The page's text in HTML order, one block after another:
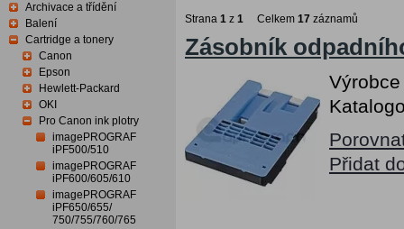
Archivace a třídění
Balení
Cartridge a tonery
Canon
Epson
Hewlett-Packard
OKI
Pro Canon ink plotry
imagePROGRAF
iPF500/510
imagePROGRAF
iPF600/605/610
imagePROGRAF
iPF650/655/
750/755/760/765
Strana 1 z 1 Celkem 17 záznamů
Zásobník
Přidat